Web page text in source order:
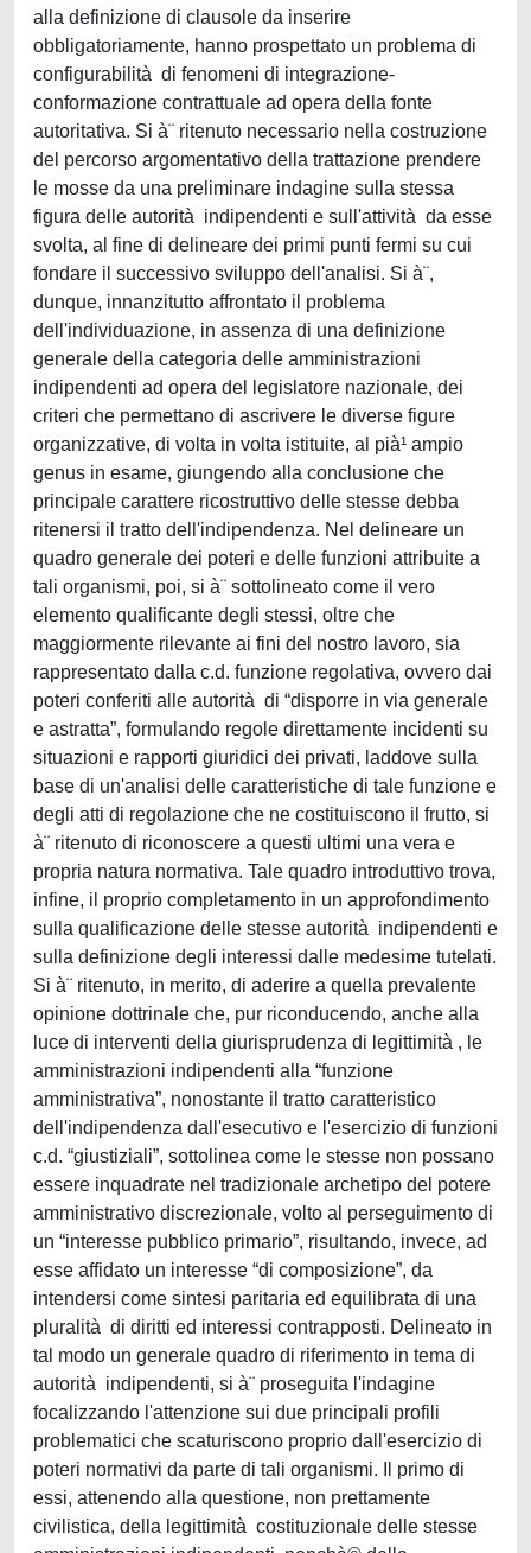
alla definizione di clausole da inserire
obbligatoriamente, hanno prospettato un problema di
configurabilità di fenomeni di integrazione-
conformazione contrattuale ad opera della fonte
autoritativa. Si à¨ ritenuto necessario nella costruzione
del percorso argomentativo della trattazione prendere
le mosse da una preliminare indagine sulla stessa
figura delle autorità indipendenti e sull'attività da esse
svolta, al fine di delineare dei primi punti fermi su cui
fondare il successivo sviluppo dell'analisi. Si à¨,
dunque, innanzitutto affrontato il problema
dell'individuazione, in assenza di una definizione
generale della categoria delle amministrazioni
indipendenti ad opera del legislatore nazionale, dei
criteri che permettano di ascrivere le diverse figure
organizzative, di volta in volta istituite, al pià¹ ampio
genus in esame, giungendo alla conclusione che
principale carattere ricostruttivo delle stesse debba
ritenersi il tratto dell'indipendenza. Nel delineare un
quadro generale dei poteri e delle funzioni attribuite a
tali organismi, poi, si à¨ sottolineato come il vero
elemento qualificante degli stessi, oltre che
maggiormente rilevante ai fini del nostro lavoro, sia
rappresentato dalla c.d. funzione regolativa, ovvero dai
poteri conferiti alle autorità di “disporre in via generale
e astratta”, formulando regole direttamente incidenti su
situazioni e rapporti giuridici dei privati, laddove sulla
base di un'analisi delle caratteristiche di tale funzione e
degli atti di regolazione che ne costituiscono il frutto, si
à¨ ritenuto di riconoscere a questi ultimi una vera e
propria natura normativa. Tale quadro introduttivo trova,
infine, il proprio completamento in un approfondimento
sulla qualificazione delle stesse autorità indipendenti e
sulla definizione degli interessi dalle medesime tutelati.
Si à¨ ritenuto, in merito, di aderire a quella prevalente
opinione dottrinale che, pur riconducendo, anche alla
luce di interventi della giurisprudenza di legittimità , le
amministrazioni indipendenti alla “funzione
amministrativa”, nonostante il tratto caratteristico
dell'indipendenza dall'esecutivo e l'esercizio di funzioni
c.d. “giustiziali”, sottolinea come le stesse non possano
essere inquadrate nel tradizionale archetipo del potere
amministrativo discrezionale, volto al perseguimento di
un “interesse pubblico primario”, risultando, invece, ad
esse affidato un interesse “di composizione”, da
intendersi come sintesi paritaria ed equilibrata di una
pluralità di diritti ed interessi contrapposti. Delineato in
tal modo un generale quadro di riferimento in tema di
autorità indipendenti, si à¨ proseguita l'indagine
focalizzando l'attenzione sui due principali profili
problematici che scaturiscono proprio dall'esercizio di
poteri normativi da parte di tali organismi. Il primo di
essi, attenendo alla questione, non prettamente
civilistica, della legittimità costituzionale delle stesse